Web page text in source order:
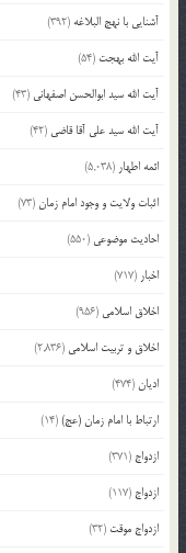
آشنایی با نهج البلاغه (392)
آیت الله بهجت (54)
آیت الله سید ابوالحسن اصفهانی (43)
آیت الله سید علی آقا قاضی (42)
ائمه اطهار (5,038)
اثبات ولایت و وجود امام زمان(73)
احادیث موضوعی (550)
اخبار (717)
اخلاق اسلامی (956)
اخلاق و تربیت اسلامی (2,836)
ادیان(474)
ارتباط با امام زمان (عج)(14)
ازدواج (371)
ازدواج (117)
ازدواج موقت (32)